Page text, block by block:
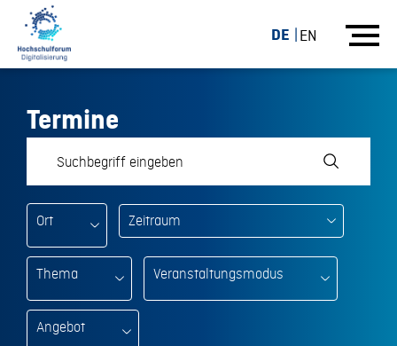
DE EN
Termine
Ort
Thema Veranstaltungsmodus
Angebot